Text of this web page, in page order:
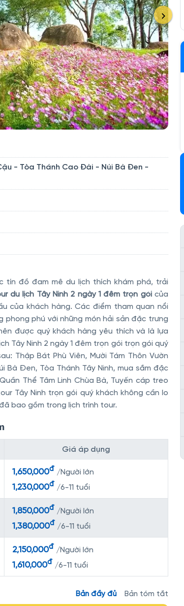
- Tòa Thánh Cao Đài - Núi Bà Đen -
tín đồ đam mê du lịch thích khám phá, trải
du lịch Tây Ninh 2 ngày 1 đêm trọn góicủa
của khách hàng. Các điểm tham quan nổi
phú với những món hải sản đặc trưng
được quý khách hàng yêu thích và là lựa
Tây Ninh 2 ngày 1 đêm trọn gói trọn gói quý
Thập Bát Phù Viên, Mười Tám Thôn Vườn
Bà Đen, Tòa Thánh Tây Ninh, mua sắm đặc
Thể Tâm Linh Chùa Bà, Tuyến cáp treo
Tây Ninh trọn gói quý khách không cần lo
bao gồm trong lịch trình tour.
Giá áp dụng
1,650,000đ /Người lớn
1,230,000đ /6-11 tuổi
1,850,000đ /Người lớn
1,380,000đ /6-11 tuổi
2,150,000đ /Người lớn
1,610,000đ /6-11 tuổi
Bản đầy đủ Bản tóm tắt